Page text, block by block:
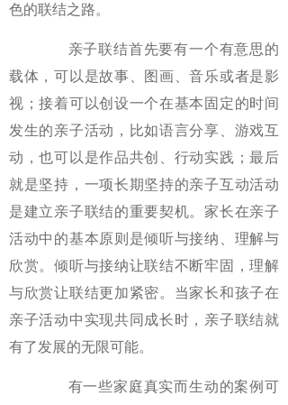
色的联结之路。
亲子联结首先要有一个有意思的
载体，可以是故事、图画、音乐或者是影
视；接着可以创设一个在基本固定的时间
发生的亲子活动，比如语言分享、游戏互
动，也可以是作品共创、行动实践；最后
就是坚持，一项长期坚持的亲子互动活动
是建立亲子联结的重要契机。家长在亲子
活动中的基本原则是倾听与接纳、理解与
欣赏。倾听与接纳让联结不断牢固，理解
与欣赏让联结更加紧密。当家长和孩子在
亲子活动中实现共同成长时，亲子联结就
有了发展的无限可能。
有一些家庭真实而生动的案例可